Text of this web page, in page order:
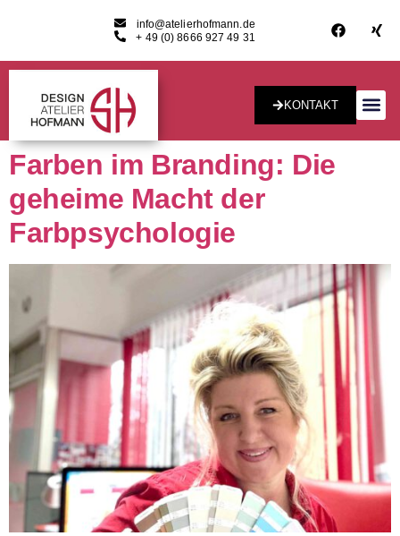
info@atelierhofmann.de
+ 49 (0) 8666 927 49 31
KONTAKT
Farben im Branding: Die
geheime Macht der
Farbpsychologie